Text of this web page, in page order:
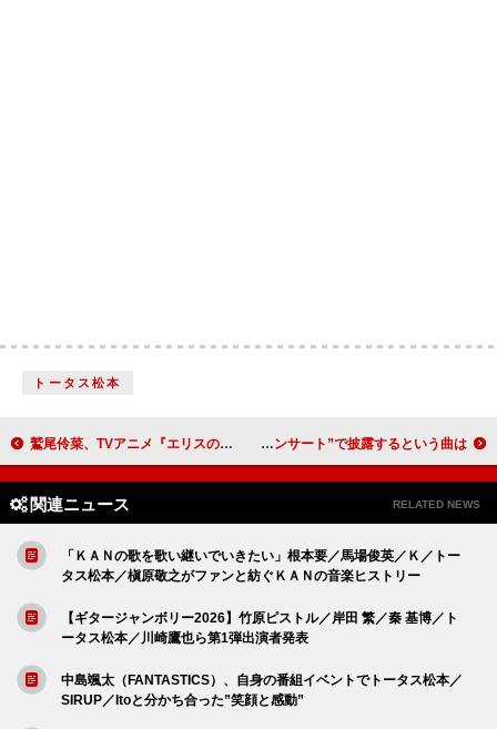
トータス松本
鷲尾伶菜、TVアニメ『エリスの聖杯』OP主題歌「Happy Ever After feat. 由薫」配信リリース決定 オリヴィア・ロドリゴ、今後も“演奏するすべてのコンサート”で披露するという曲は？
関連ニュース RELATED NEWS
「ＫＡＮの歌を歌い継いでいきたい」根本要／馬場俊英／Ｋ／トー
タス松本／槇原敬之がファンと紡ぐＫＡＮの音楽ヒストリー
【ギタージャンボリー2026】竹原ピストル／岸田 繁／秦 基博／ト
ータス松本／川崎鷹也ら第1弾出演者発表
中島颯太（FANTASTICS）、自身の番組イベントでトータス松本／
SIRUP／Itoと分かち合った”笑顔と感動”